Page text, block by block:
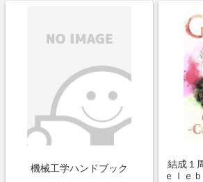
機械工学ハンドブック
結成１
ｅｌｅ